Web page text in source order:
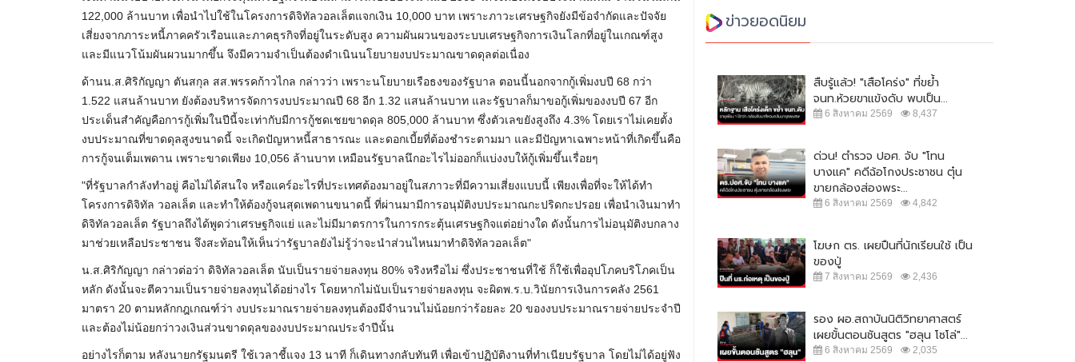
122,000 ล้านบาท เพื่อนำไปใช้ในโครงการดิจิทัลวอลเล็ตแจกเงิน 10,000 บาท เพราะภาวะเศรษฐกิจยังมีข้อจำกัดและปัจจัย
เสี่ยงจากภาระหนี้ภาคครัวเรือนและภาคธุรกิจที่อยู่ในระดับสูง ความผันผวนของระบบเศรษฐกิจการเงินโลกที่อยู่ในเกณฑ์สูง
และมีแนวโน้มผันผวนมากขึ้น จึงมีความจำเป็นต้องดำเนินนโยบายงบประมาณขาดดุลต่อเนื่อง
ด้านน.ส.ศิริ​กัญญา​ ตัน​สกุล​ สส.พรรคก้าวไกล กล่าวว่า เพราะนโยบายเรือธงของรัฐบาล ตอนนี้นอกจากกู้เพิ่มงบปี 68 กว่า
1.522 แสนล้านบาท ยังต้องบริหารจัดการงบประมาณปี 68 อีก 1.32 แสนล้านบาท และรัฐบาลก็มาขอกู้เพิ่มของงบปี 67 อีก
ประเด็นสำคัญคือการกู้เพิ่มในปีนี้จะเท่ากับมีการกู้ชดเชยขาดดุล 805,000 ล้านบาท ซึ่งตัวเลขยังสูงถึง 4.3% โดยเราไม่เคยตั้ง
งบประมาณที่ขาดดุลสูงขนาดนี้ จะเกิดปัญหาหนี้สาธารณะ และดอกเบี้ยที่ต้องชำระตามมา และมีปัญหาเฉพาะหน้าที่เกิดขึ้นคือ
การกู้จนเต็มเพดาน เพราะขาดเพียง 10,056 ล้านบาท เหมือนรัฐบาลนึกอะไรไม่ออกก็แบ่งงบให้กู้เพิ่มขึ้นเรื่อยๆ
"ที่รัฐบาลกำลังทำอยู่ คือไม่ได้สนใจ หรือแคร์อะไรที่ประเทศต้องมาอยู่ในสภาวะที่มีความเสี่ยงแบบนี้ เพียงเพื่อที่จะให้ได้ทำ
โครงการดิจิทัล วอลเล็ต และทำให้ต้องกู้จนสุดเพดานขนาดนี้ ที่ผ่านมามีการอนุมัติงบประมาณกะปริดกะปรอย เพื่อนำเงินมาทำ
ดิจิทัลวอลเล็ต รัฐบาลถึงได้พูดว่าเศรษฐกิจแย่ และไม่มีมาตรการในการกระตุ้นเศรษฐกิจแต่อย่างใด ดังนั้นการไม่อนุมัติงบกลาง
มาช่วยเหลือประชาชน จึงสะท้อนให้เห็นว่ารัฐบาลยังไม่รู้ว่าจะนำส่วนไหนมาทำดิจิทัลวอลเล็ต"
น.ส.ศิริกัญญา กล่าวต่อว่า ดิจิทัลวอลเล็ต นับเป็นรายจ่ายลงทุน 80% จริงหรือไม่ ซึ่งประชาชนที่ใช้ ก็ใช้เพื่ออุปโภคบริโภคเป็น
หลัก ดังนั้นจะตีความเป็นรายจ่ายลงทุนได้อย่างไร โดยหากไม่นับเป็นรายจ่ายลงทุน จะผิดพ.ร.บ.วินัยการเงินการคลัง 2561
มาตรา 20 ตามหลักกฎเกณฑ์ว่า งบประมาณรายจ่ายลงทุนต้องมีจำนวนไม่น้อยกว่าร้อยละ 20 ของงบประมาณรายจ่ายประจำปี
และต้องไม่น้อยกว่าวงเงินส่วนขาดดุลของงบประมาณประจำปีนั้น
อย่างไรก็ตาม หลังนายกรัฐมนตรี ใช้เวลาชี้แจง 13 นาที ก็เดินทางกลับทันที เพื่อเข้าปฏิบัติงานที่ทำเนียบรัฐบาล โดยไม่ได้อยู่ฟัง
ข่าวยอดนิยม
สืบรู้แล้ว! "เสือโคร่ง" ที่ขย้ำ
จนท.ห้วยขาแข้งดับ พบเป็น...
6 สิงหาคม 2569 8,437
ด่วน! ตำรวจ ปอศ. จับ "โทน
บางแค" คดีฉ้อโกงประชาชน ตุ๋น
ขายกล้องส่องพระ...
6 สิงหาคม 2569 4,842
โฆษก ตร. เผยปืนที่นักเรียนใช้ เป็น
ของปู่
7 สิงหาคม 2569 2,436
รอง ผอ.สถาบันนิติวิทยาศาสตร์
เผยขั้นตอนชันสูตร "ฮลุน โซโล่"...
6 สิงหาคม 2569 2,035